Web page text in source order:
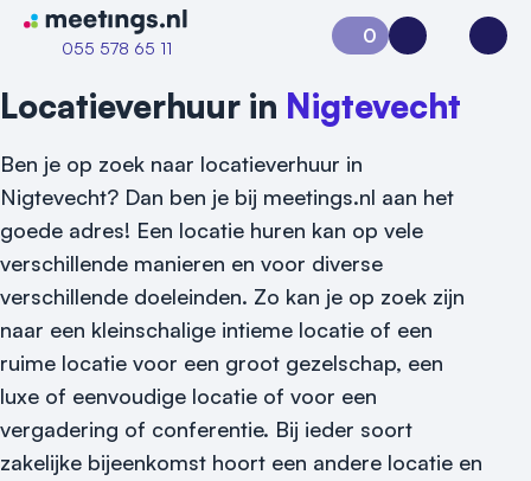
Naar home van Meetings
055 578 65 11
0
Aanvraag 0Inloggen
Locatieverhuur in Nigtevecht
Ben je op zoek naar locatieverhuur in
Nigtevecht? Dan ben je bij meetings.nl aan het
goede adres! Een locatie huren kan op vele
verschillende manieren en voor diverse
verschillende doeleinden. Zo kan je op zoek zijn
naar een kleinschalige intieme locatie of een
ruime locatie voor een groot gezelschap, een
luxe of eenvoudige locatie of voor een
vergadering of conferentie. Bij ieder soort
zakelijke bijeenkomst hoort een andere locatie en